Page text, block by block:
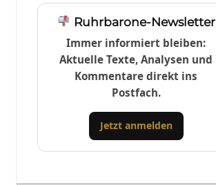
Ruhrbarone-Newsletter
Immer informiert bleiben:
Aktuelle Texte, Analysen und
Kommentare direkt ins
Postfach.
Jetzt anmelden